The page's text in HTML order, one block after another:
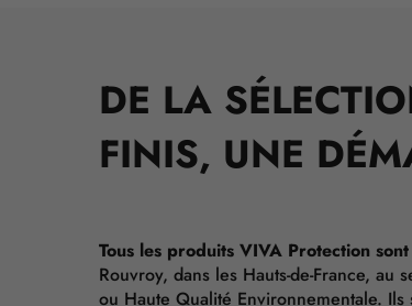
DE LA
FINIS, UNE
Tous les produits VIVA Protection
Rouvroy, dans les Hauts-de-France,
ou Haute Qualité Environnementale.